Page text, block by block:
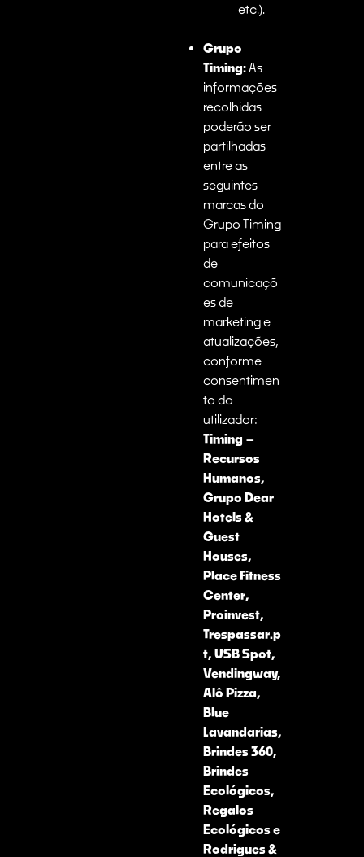
etc.).
Grupo
Timing:As
informações
recolhidas
poderão ser
partilhadas
entre as
seguintes
marcas do
Grupo Timing
para efeitos
de
comunicaçõ
es de
marketing e
atualizações,
conforme
consentimen
to do
utilizador:
Timing –
Recursos
Humanos,
Grupo Dear
Hotels &
Guest
Houses,
Place Fitness
Center,
Proinvest,
Trespassar.p
t, USB Spot,
Vendingway,
Alô Pizza,
Blue
Lavandarias,
Brindes 360,
Brindes
Ecológicos,
Regalos
Ecológicos e
Rodrigues &